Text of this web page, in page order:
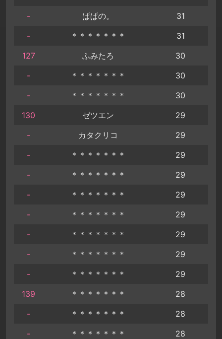
-
ぱぱの。
31
-
＊＊＊＊＊＊＊
31
127
ふみたろ
30
-
＊＊＊＊＊＊＊
30
-
＊＊＊＊＊＊＊
30
130
ゼツエン
29
-
カタクリコ
29
-
＊＊＊＊＊＊＊
29
-
＊＊＊＊＊＊＊
29
-
＊＊＊＊＊＊＊
29
-
＊＊＊＊＊＊＊
29
-
＊＊＊＊＊＊＊
29
-
＊＊＊＊＊＊＊
29
-
＊＊＊＊＊＊＊
29
139
＊＊＊＊＊＊＊
28
-
＊＊＊＊＊＊＊
28
-
＊＊＊＊＊＊＊
28